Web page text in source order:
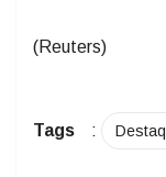
(Reuters)
Tags :